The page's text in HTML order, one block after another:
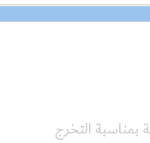
بمناسبة التخرج